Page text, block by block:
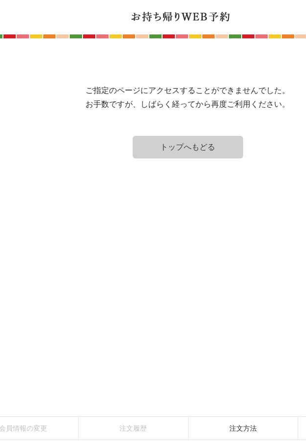
ご指定のページにアクセスすることができませんでした。
お手数ですが、しばらく経ってから再度ご利用ください。
トップへもどる
会員情報の変更 注文履歴 注文方法